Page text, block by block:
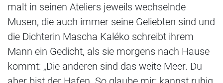
malt in seinen Ateliers jeweils wechselnde
Musen, die auch immer seine Geliebten sind und
die Dichterin Mascha Kaléko schreibt ihrem
Mann ein Gedicht, als sie morgens nach Hause
kommt: „Die anderen sind das weite Meer. Du